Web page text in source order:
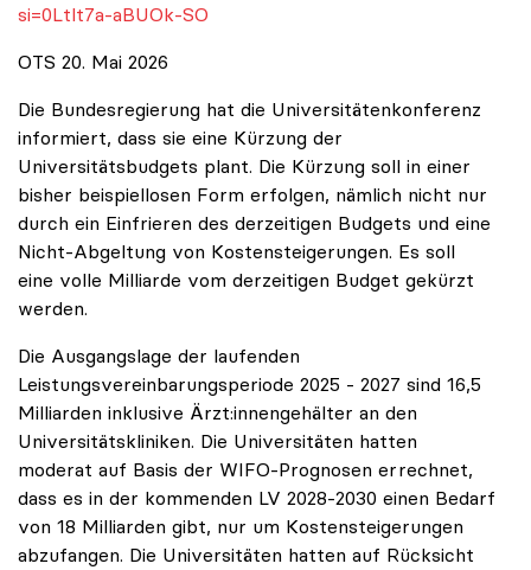
si=0Ltlt7a-aBUOk-SO
OTS 20. Mai 2026
Die Bundesregierung hat die Universitätenkonferenz
informiert, dass sie eine Kürzung der
Universitätsbudgets plant. Die Kürzung soll in einer
bisher beispiellosen Form erfolgen, nämlich nicht nur
durch ein Einfrieren des derzeitigen Budgets und eine
Nicht-Abgeltung von Kostensteigerungen. Es soll
eine volle Milliarde vom derzeitigen Budget gekürzt
werden.
Die Ausgangslage der laufenden
Leistungsvereinbarungsperiode 2025 - 2027 sind 16,5
Milliarden inklusive Ärzt:innengehälter an den
Universitätskliniken. Die Universitäten hatten
moderat auf Basis der WIFO-Prognosen errechnet,
dass es in der kommenden LV 2028-2030 einen Bedarf
von 18 Milliarden gibt, nur um Kostensteigerungen
abzufangen. Die Universitäten hatten auf Rücksicht